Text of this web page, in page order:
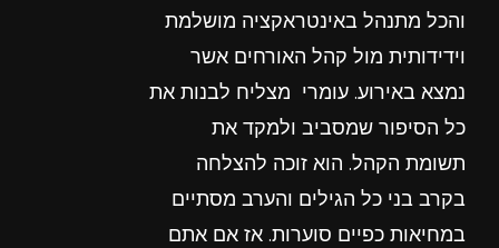
והכל מתנהל באינטראקציה מושלמת
וידידותית מול קהל האורחים אשר
נמצא באירוע. עומרי מצליח לבנות את
כל הסיפור שמסביב ולמקד את
תשומת הקהל. הוא זוכה להצלחה
בקרב בני כל הגילים והערב מסתיים
במחיאות כפיים סוערות. אז אם אתם